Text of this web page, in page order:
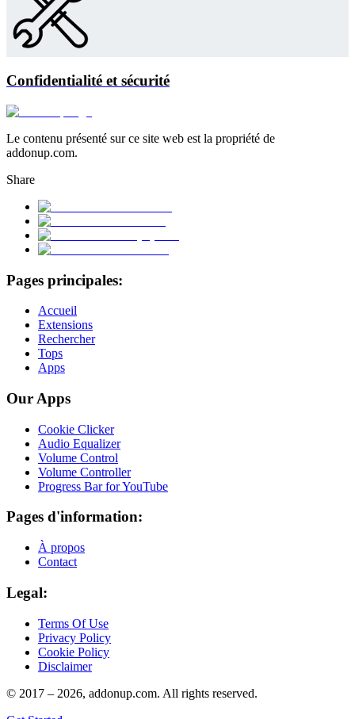
Confidentialité et sécurité
Le contenu présenté sur ce site web est la propriété de
addonup.com.
Share
Pages principales:
Accueil
Extensions
Rechercher
Tops
Apps
Our Apps
Cookie Clicker
Audio Equalizer
Volume Control
Volume Controller
Progress Bar for YouTube
Pages d'information:
À propos
Contact
Legal:
Terms Of Use
Privacy Policy
Cookie Policy
Disclaimer
© 2017 – 2026, addonup.com. All rights reserved.